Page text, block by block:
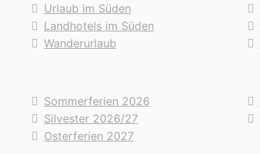
Urlaub im Süden
Landhotels im Süden
Wanderurlaub
Sommerferien 2026
Silvester 2026/27
Osterferien 2027